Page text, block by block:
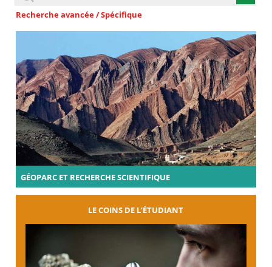
Recherche avancée / Spécifique
GÉOPARC ET RECHERCHE SCIENTIFIQUE
LE COINS DE L’ÉTUDIANT